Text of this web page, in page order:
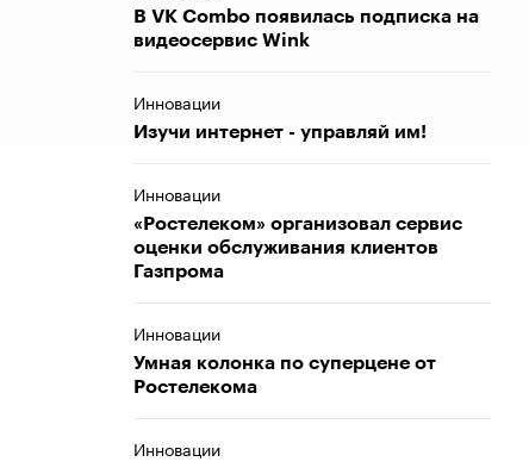
В VK Combo появилась подписка на
видеосервис Wink
Инновации
Изучи интернет - управляй им!
Инновации
«Ростелеком» организовал сервис
оценки обслуживания клиентов
Газпрома
Инновации
Умная колонка по суперцене от
Ростелекома
Инновации